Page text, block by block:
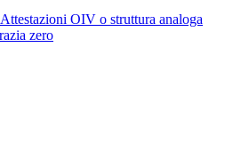
Attestazioni OIV o struttura analoga
zero